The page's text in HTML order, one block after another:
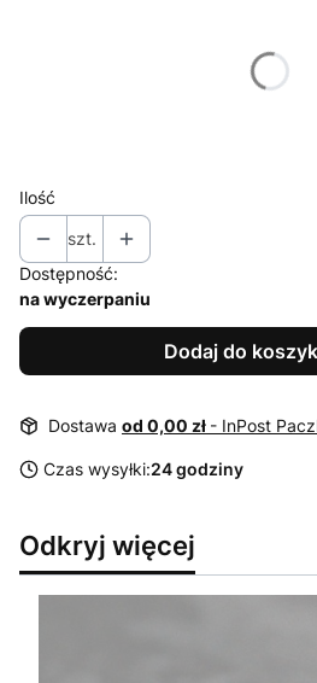
Ilość
szt.
Dostępność:
na wyczerpaniu
Dodaj do
Dostawa od 0,00 zł - InPost
Czas wysyłki:24 godziny
Odkryj więcej